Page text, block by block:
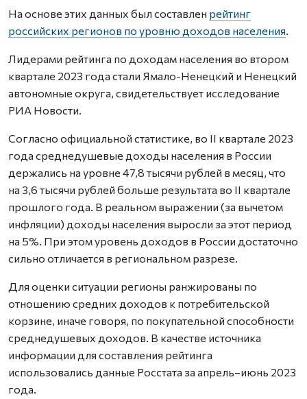
На основе этих данных был составлен рейтинг
российских регионов по уровню доходов населения.
Лидерами рейтинга по доходам населения во втором
квартале 2023 года стали Ямало-Ненецкий и Ненецкий
автономные округа, свидетельствует исследование
РИА Новости.
Согласно официальной статистике, во II квартале 2023
года среднедушевые доходы населения в России
держались на уровне 47,8 тысячи рублей в месяц, что
на 3,6 тысячи рублей больше результата во II квартале
прошлого года. В реальном выражении (за вычетом
инфляции) доходы населения выросли за этот период
на 5%. При этом уровень доходов в России достаточно
сильно отличается в региональном разрезе.
Для оценки ситуации регионы ранжированы по
отношению средних доходов к потребительской
корзине, иначе говоря, по покупательной способности
среднедушевых доходов. В качестве источника
информации для составления рейтинга
использовались данные Росстата за апрель–июнь 2023
года.